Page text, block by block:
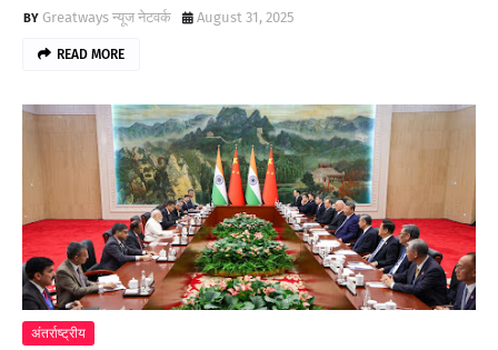
Greatways न्यूज नेटवर्क
August 31, 2025
READ MORE
अंतर्राष्ट्रीय